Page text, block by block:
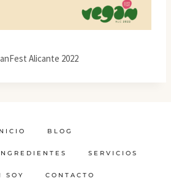
Alicante 2022
BLOG
SERVICIOS
SOY CONTACTO